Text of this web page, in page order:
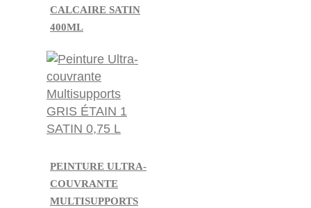
CALCAIRE SATIN
400ML
PEINTURE ULTRA-
COUVRANTE
MULTISUPPORTS